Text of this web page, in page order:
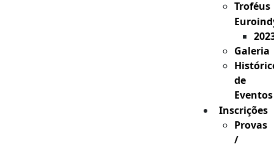
Troféus
Galeria
de
Eventos
Inscrições
Provas
/